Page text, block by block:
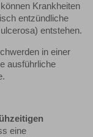
Krankheiten
entzündliche
entstehen.
in einer
ausführliche
eine